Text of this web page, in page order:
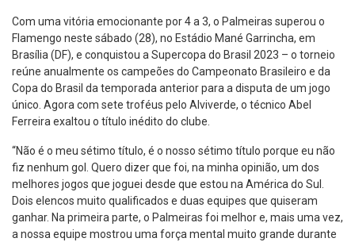
Com uma vitória emocionante por 4 a 3, o Palmeiras superou o
Flamengo neste sábado (28), no Estádio Mané Garrincha, em
Brasília (DF), e conquistou a Supercopa do Brasil 2023 – o torneio
reúne anualmente os campeões do Campeonato Brasileiro e da
Copa do Brasil da temporada anterior para a disputa de um jogo
único. Agora com sete troféus pelo Alviverde, o técnico Abel
Ferreira exaltou o título inédito do clube.
“Não é o meu sétimo título, é o nosso sétimo título porque eu não
fiz nenhum gol. Quero dizer que foi, na minha opinião, um dos
melhores jogos que joguei desde que estou na América do Sul.
Dois elencos muito qualificados e duas equipes que quiseram
ganhar. Na primeira parte, o Palmeiras foi melhor e, mais uma vez,
a nossa equipe mostrou uma força mental muito grande durante